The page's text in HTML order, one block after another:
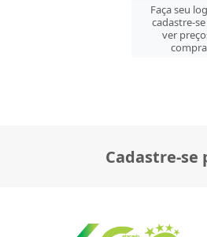
Faça seu
cadastre-
ver
Cadastre-se